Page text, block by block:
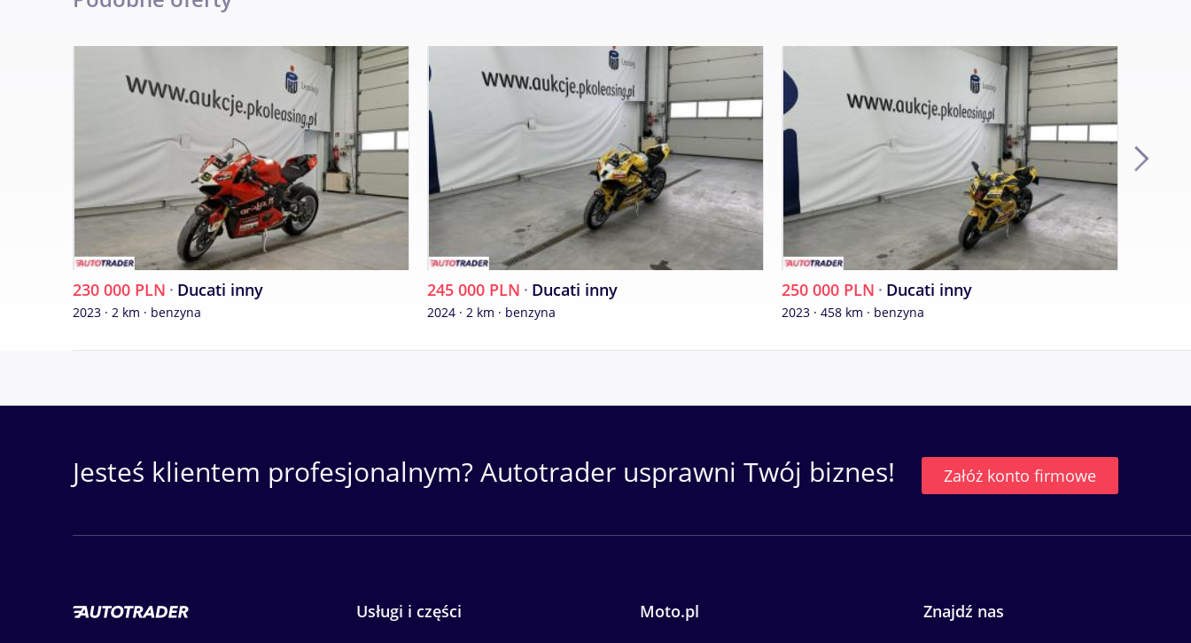
230 000 PLN · Ducati inny
2023 · 2 km · benzyna
245 000 PLN · Ducati inny
2024 · 2 km · benzyna
250 000 PLN · Ducati inny
2023 · 458 km · benzyna
Jesteś klientem profesjonalnym? Autotrader usprawni Twój biznes! Załóż konto firmowe
Usługi i części Moto.pl Znajdź nas